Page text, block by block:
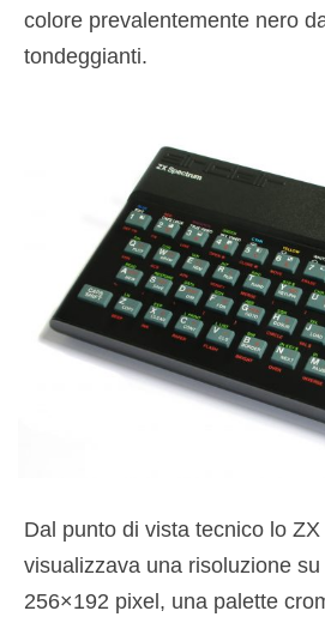
colore prevalentemente nero
tondeggianti.
Dal punto di vista tecnico lo
visualizzava una risoluzione
256×192 pixel, una palette